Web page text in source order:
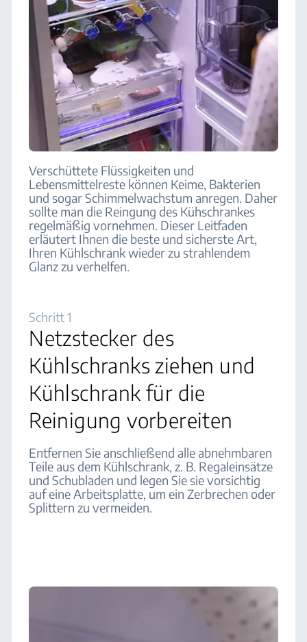
Verschüttete Flüssigkeiten und
Lebensmittelreste können Keime, Bakterien
und sogar Schimmelwachstum anregen. Daher
sollte man die Reingung des Kühschrankes
regelmäßig vornehmen. Dieser Leitfaden
erläutert Ihnen die beste und sicherste Art,
Ihren Kühlschrank wieder zu strahlendem
Glanz zu verhelfen.
Schritt 1
Netzstecker des
Kühlschranks ziehen und
Kühlschrank für die
Reinigung vorbereiten
Entfernen Sie anschließend alle abnehmbaren
Teile aus dem Kühlschrank, z. B. Regaleinsätze
und Schubladen und legen Sie sie vorsichtig
auf eine Arbeitsplatte, um ein Zerbrechen oder
Splittern zu vermeiden.